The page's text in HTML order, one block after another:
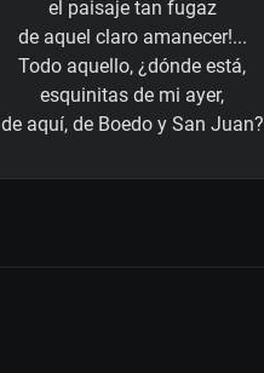
el paisaje tan fugaz
de aquel claro amanecer!...
Todo aquello, ¿dónde está,
esquinitas de mi ayer,
de aquí, de Boedo y San Juan?